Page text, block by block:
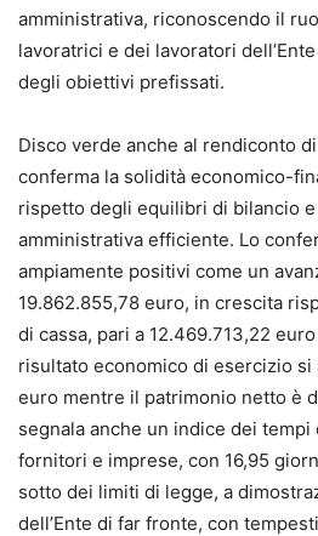
amministrativa, riconoscendo il
lavoratrici e dei lavoratori
degli obiettivi prefissati.
Disco verde anche al rendiconto
conferma la solidità economico-
rispetto degli equilibri di bilancio
amministrativa efficiente. Lo
ampiamente positivi come un
19.862.855,78 euro, in crescita
di cassa, pari a 12.469.713,22
risultato economico di esercizio si
euro mentre il patrimonio netto è
segnala anche un indice dei tempi
fornitori e imprese, con 16,95
sotto dei limiti di legge, a
dell’Ente di far fronte, con